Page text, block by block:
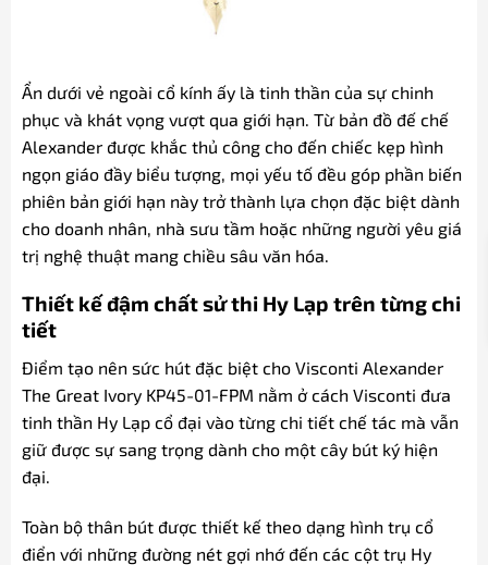
Ẩn dưới vẻ ngoài cổ kính ấy là tinh thần của sự chinh
phục và khát vọng vượt qua giới hạn. Từ bản đồ đế chế
Alexander được khắc thủ công cho đến chiếc kẹp hình
ngọn giáo đầy biểu tượng, mọi yếu tố đều góp phần biến
phiên bản giới hạn này trở thành lựa chọn đặc biệt dành
cho doanh nhân, nhà sưu tầm hoặc những người yêu giá
trị nghệ thuật mang chiều sâu văn hóa.
Thiết kế đậm chất sử thi Hy Lạp trên từng chi
tiết
Điểm tạo nên sức hút đặc biệt cho Visconti Alexander
The Great Ivory KP45-01-FPM nằm ở cách Visconti đưa
tinh thần Hy Lạp cổ đại vào từng chi tiết chế tác mà vẫn
giữ được sự sang trọng dành cho một cây bút ký hiện
đại.
Toàn bộ thân bút được thiết kế theo dạng hình trụ cổ
điển với những đường nét gợi nhớ đến các cột trụ Hy